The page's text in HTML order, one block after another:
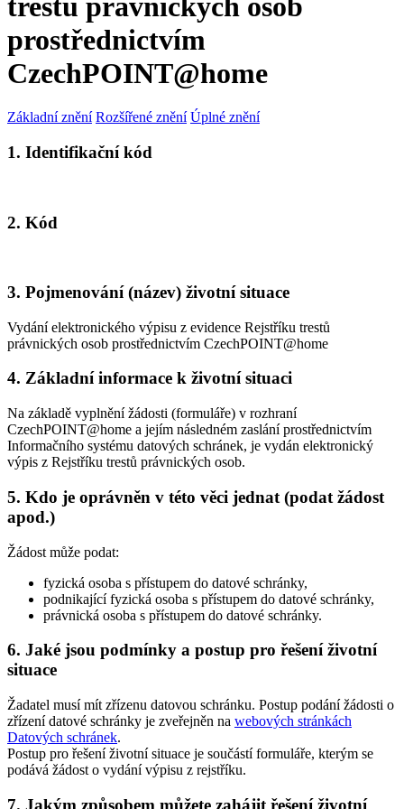
prostřednictvím
CzechPOINT@home
Základní znění Rozšířené znění Úplné znění
1. Identifikační kód
2. Kód
3. Pojmenování (název) životní situace
Vydání elektronického výpisu z evidence Rejstříku trestů
právnických osob prostřednictvím CzechPOINT@home
4. Základní informace k životní situaci
Na základě vyplnění žádosti (formuláře) v rozhraní
CzechPOINT@home a jejím následném zaslání prostřednictvím
Informačního systému datových schránek, je vydán elektronický
výpis z Rejstříku trestů právnických osob.
5. Kdo je oprávněn v této věci jednat (podat žádost
apod.)
Žádost může podat:
fyzická osoba s přístupem do datové schránky,
podnikající fyzická osoba s přístupem do datové schránky,
právnická osoba s přístupem do datové schránky.
6. Jaké jsou podmínky a postup pro řešení životní
situace
Žadatel musí mít zřízenu datovou schránku. Postup podání žádosti o
zřízení datové schránky je zveřejněn na webových stránkách
Datových schránek.
Postup pro řešení životní situace je součástí formuláře, kterým se
podává žádost o vydání výpisu z rejstříku.
7. Jakým způsobem můžete zahájit řešení životní